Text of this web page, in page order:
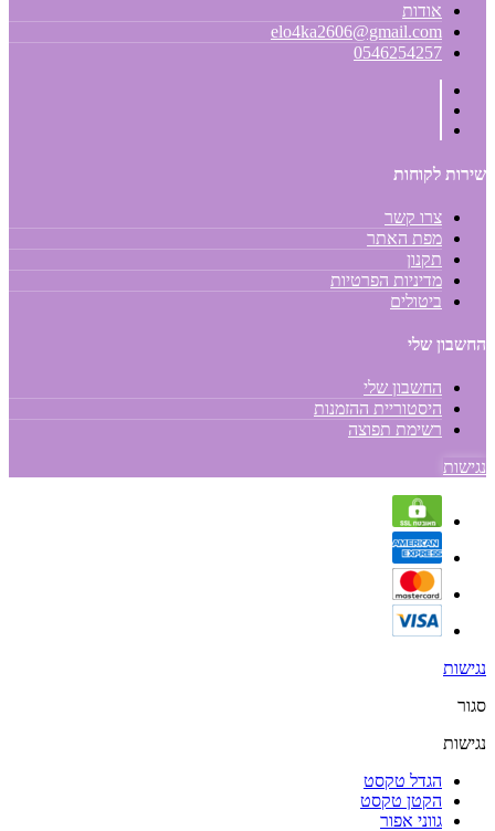
אודות
elo4ka2606@gmail.com
0546254257
שירות לקוחות
צרו קשר
מפת האתר
תקנון
מדיניות הפרטיות
ביטולים
החשבון שלי
החשבון שלי
היסטוריית ההזמנות
רשימת תפוצה
נגישות
נגישות
סגור
נגישות
הגדל טקסט
הקטן טקסט
גווני אפור